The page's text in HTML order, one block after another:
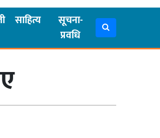
साहित्य
सूचना-
प्रवधि